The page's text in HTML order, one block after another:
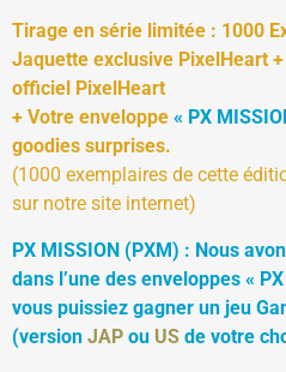
Tirage en série limitée : 1000
Jaquette exclusive PixelHeart
officiel PixelHeart
+ Votre enveloppe « PX
goodies surprises.
(1000 exemplaires de cette
sur notre site internet)
PX MISSION (PXM) : Nous
dans l’une des enveloppes «
vous puissiez gagner un jeu
(version JAP ou US de votre